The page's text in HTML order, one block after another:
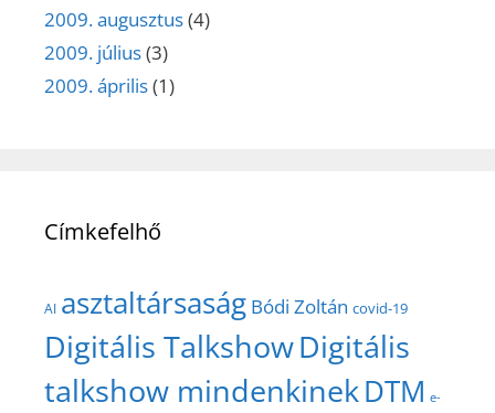
2009. augusztus(4)
2009. július(3)
2009. április(1)
Címkefelhő
AI asztaltársaság Bódi Zoltán covid-19
Digitális TalkshowDigitális
talkshow mindenkinekDTM e-